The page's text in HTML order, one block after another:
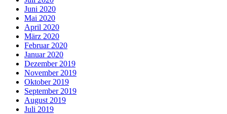
Juni 2020
Mai 2020
April 2020
März 2020
Februar 2020
Januar 2020
Dezember 2019
November 2019
Oktober 2019
September 2019
August 2019
Juli 2019